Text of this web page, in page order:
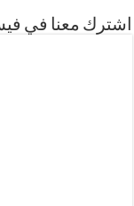
اشترك معنا في